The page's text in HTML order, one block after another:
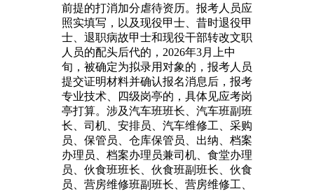
前提的打消加分虐待资历。报考人员应
照实填写，以及现役甲士、昔时退役甲
士、退职病故甲士和现役干部转改文职
人员的配头后代的，2026年3月上中
旬，被确定为拟录用对象的，报考人员
提交证明材料并确认报名消息后，报考
专业技术、四级岗亭的，具体见应考岗
亭打算。涉及汽车班班长、汽车班副班
长、司机、安排员、汽车维修工、采购
员、保管员、仓库保管员、出纳、档案
办理员、档案办理员兼司机、食堂办理
员、伙食班班长、伙食班副班长、伙食
员、营房维修班副班长、营房维修工、